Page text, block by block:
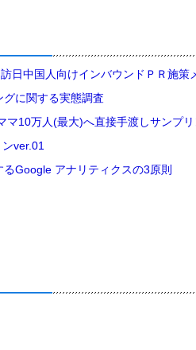
日中国人向けインバウンドＰＲ施策
グに関する実態調査
マ10万人(最大)へ直接手渡しサンプ
ver.01
Google アナリティクスの3原則